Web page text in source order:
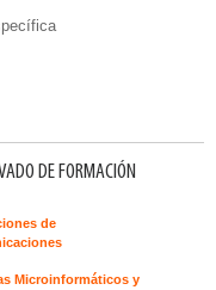
DE FORMACIÓN
de
Microinformáticos y